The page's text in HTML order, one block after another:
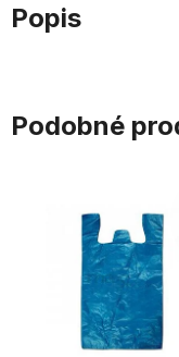
Popis
Podobné